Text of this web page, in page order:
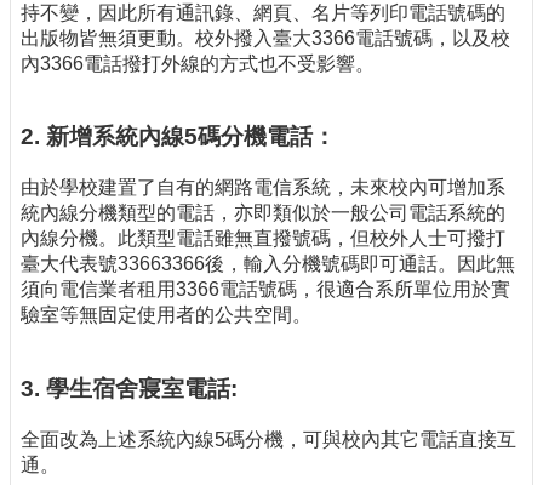
持不變，因此所有通訊錄、網頁、名片等列印電話號碼的
出版物皆無須更動。校外撥入臺大3366電話號碼，以及校
內3366電話撥打外線的方式也不受影響。
2. 新增系統內線5碼分機電話：
由於學校建置了自有的網路電信系統，未來校內可增加系
統內線分機類型的電話，亦即類似於一般公司電話系統的
內線分機。此類型電話雖無直撥號碼，但校外人士可撥打
臺大代表號33663366後，輸入分機號碼即可通話。因此無
須向電信業者租用3366電話號碼，很適合系所單位用於實
驗室等無固定使用者的公共空間。
3. 學生宿舍寢室電話:
全面改為上述系統內線5碼分機，可與校內其它電話直接互
通。